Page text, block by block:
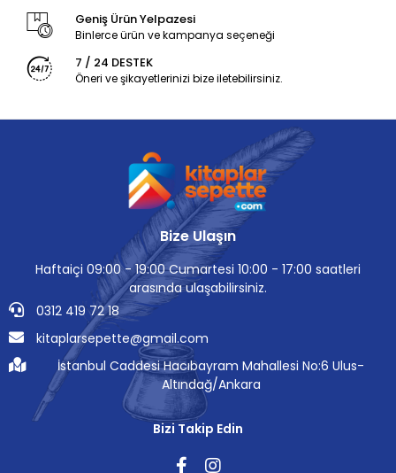
Geniş Ürün Yelpazesi
Binlerce ürün ve kampanya seçeneği
7 / 24 DESTEK
Öneri ve şikayetlerinizi bize iletebilirsiniz.
Bize Ulaşın
Haftaiçi 09:00 - 19:00 Cumartesi 10:00 - 17:00 saatleri
arasında ulaşabilirsiniz.
0312 419 72 18
kitaplarsepette@gmail.com
İstanbul Caddesi Hacıbayram Mahallesi No:6 Ulus-
Altındağ/Ankara
Bizi Takip Edin